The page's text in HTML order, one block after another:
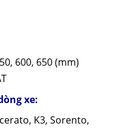
600, 650 (mm)
xe:
K3, Sorento,